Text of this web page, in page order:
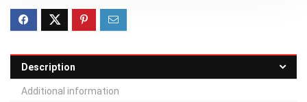
Description
Additional information